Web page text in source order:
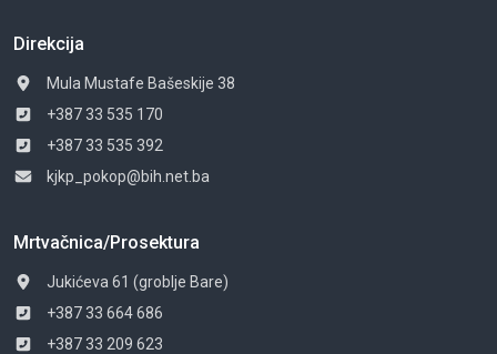
Direkcija
Mula Mustafe Bašeskije 38
+387 33 535 170
+387 33 535 392
kjkp_pokop@bih.net.ba
Mrtvačnica/Prosektura
Jukićeva 61 (groblje Bare)
+387 33 664 686
+387 33 209 623